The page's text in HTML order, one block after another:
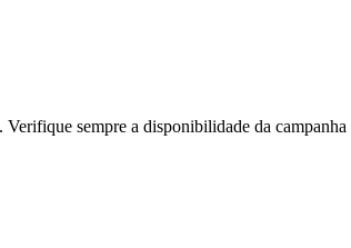
sempre a disponibilidade da